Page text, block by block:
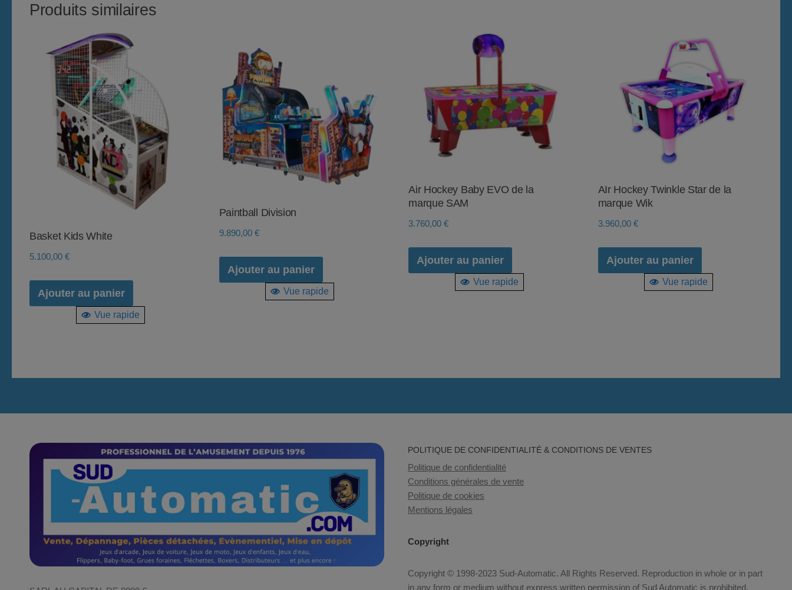
Produits similaires
Basket Kids White
5.100,00 €
Ajouter au panier
Vue rapide
Paintball Division
9.890,00 €
Ajouter au panier
Vue rapide
Air Hockey Baby EVO de la
marque SAM
3.760,00€
Ajouter au panier
Vue rapide
AIr Hockey Twinkle Star de la
marque Wik
3.960,00 €
Ajouter au panier
Vue rapide
POLITIQUE DE CONFIDENTIALITÉ & CONDITIONS DE VENTES
Politique de confidentialité
Conditions générales de vente
Politique de cookies
Mentions légales
Copyright
Copyright © 1998-2023 Sud-Automatic. All Rights Reserved. Reproduction in whole or in part
in any form or medium without express written permission of Sud Automatic is prohibited.